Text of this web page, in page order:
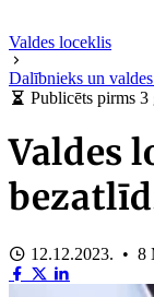
Valdes loceklis
Dalībnieks un
Publicēts pirms
Valdes
12.12.2023. • 8